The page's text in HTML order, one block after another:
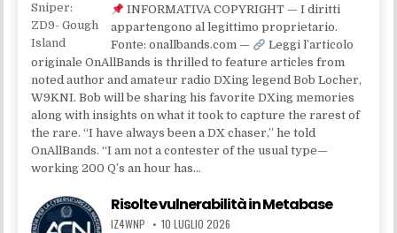
INFORMATIVA COPYRIGHT — I diritti
appartengono al legittimo proprietario.
Fonte: onallbands.com —
Leggi l’articolo
originale OnAllBands is thrilled to feature articles from
noted author and amateur radio DXing legend Bob Locher,
W9KNI. Bob will be sharing his favorite DXing memories
along with insights on what it took to capture the rarest of
the rare. “I have always been a DX chaser,” he told
OnAllBands. “I am not a contester of the usual type—
working 200 Q’s an hour has…
Risolte vulnerabilità in Metabase
IZ4WNP 10 LUGLIO 2026